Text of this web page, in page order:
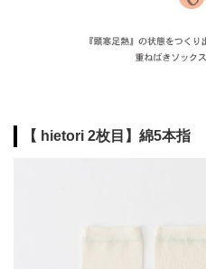
【 hietori 2枚目】綿5本指